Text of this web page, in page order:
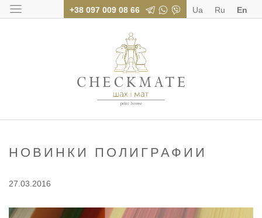
+38 097 009 08 66 Ua Ru En
НОВИНКИ ПОЛИГРАФИИ
27.03.2016